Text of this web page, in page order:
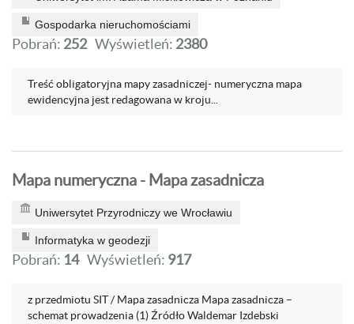
Gospodarka nieruchomościami
Pobrań: 252 Wyświetleń: 2380
Treść obligatoryjna mapy zasadniczej- numeryczna mapa
ewidencyjna jest redagowana w kroju...
Mapa numeryczna - Mapa zasadnicza
Uniwersytet Przyrodniczy we Wrocławiu
Informatyka w geodezji
Pobrań: 14 Wyświetleń: 917
z przedmiotu SIT / Mapa zasadnicza Mapa zasadnicza –
schemat prowadzenia (1) Źródło Waldemar Izdebski